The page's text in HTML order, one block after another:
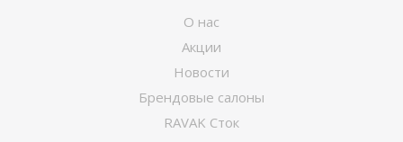
О нас
Акции
Новости
Брендовые салоны
RAVAK Сток